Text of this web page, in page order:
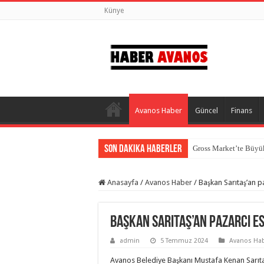
Künye
Avanos Haber Güncel Finans
Son Dakika Haberler Gross Market’te
Orçun Karakaya:
Nevşehir Çevre Yolu
Nevşehir’de Altın
Avanos’ta Şüpheli
Anasayfa / Avanos Haber / Başkan Sarıtaş’an
Başkan Sarıtaş’an pazarcı
admin 5 Temmuz 2024 Avanos
Avanos Belediye Başkanı Mustafa Kenan